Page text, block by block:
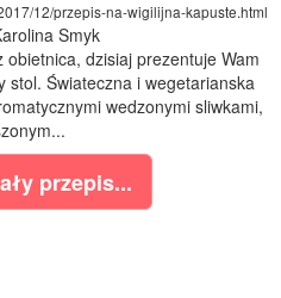
12/przepis-na-wigilijna-kapuste.html
Smyk
dzisiaj prezentuje Wam
stol. Świateczna i wegetarianska
wedzonymi sliwkami,
przepis...